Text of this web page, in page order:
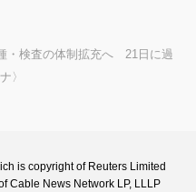
・検査の体制拡充へ 21日に過
〉
is copyright of Reuters Limited
Cable News Network LP, LLLP